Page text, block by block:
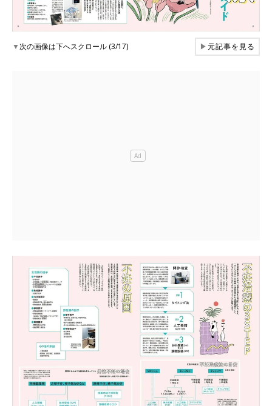
▼次の画像は下へスクロール (3/17) ▶元記事を見る